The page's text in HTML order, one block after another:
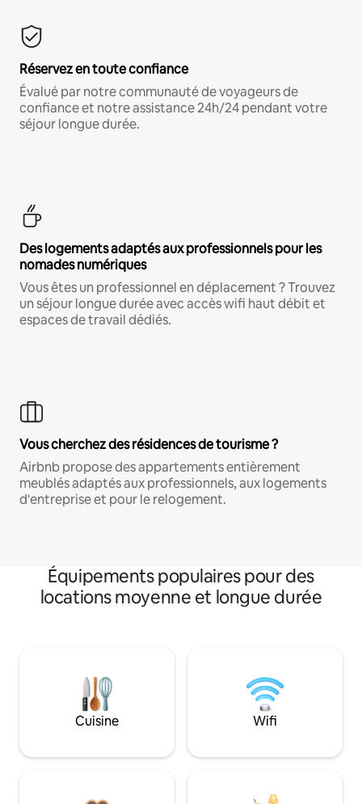
Réservez en toute confiance
Évalué par notre communauté de voyageurs de
confiance et notre assistance 24h/24 pendant votre
séjour longue durée.
Des logements adaptés aux professionnels pour les
nomades numériques
Vous êtes un professionnel en déplacement ? Trouvez
un séjour longue durée avec accès wifi haut débit et
espaces de travail dédiés.
Vous cherchez des résidences de tourisme ?
Airbnb propose des appartements entièrement
meublés adaptés aux professionnels, aux logements
d'entreprise et pour le relogement.
Équipements populaires pour des
locations moyenne et longue durée
Cuisine Wifi